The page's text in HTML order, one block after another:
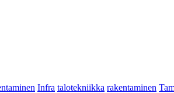
Infra talotekniikka rakentaminen